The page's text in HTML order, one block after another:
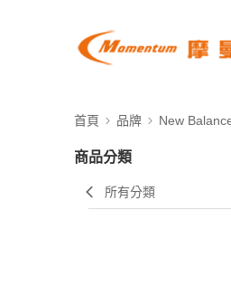
首頁 品牌 New
商品分類
所有分類